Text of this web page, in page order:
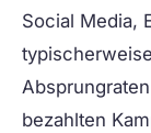
Social Media,
bezahlten